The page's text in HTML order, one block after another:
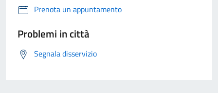
Prenota un appuntamento
Problemi in città
Segnala disservizio